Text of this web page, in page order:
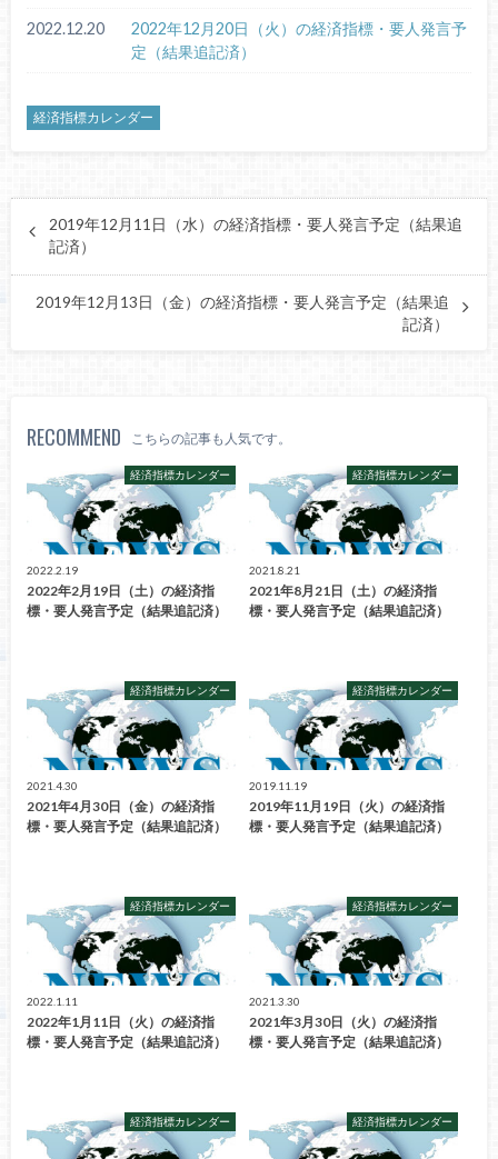
2022.12.20
2022年12月20日（火）の経済指標・要人発言予
定（結果追記済）
経済指標カレンダー
2019年12月11日（水）の経済指標・要人発言予定（結果追
記済）
2019年12月13日（金）の経済指標・要人発言予定（結果追
記済）
RECOMMEND こちらの記事も人気です。
経済指標カレンダー
2022.2.19
2022年2月19日（土）の経済指
標・要人発言予定（結果追記済）
経済指標カレンダー
2021.8.21
2021年8月21日（土）の経済指
標・要人発言予定（結果追記済）
経済指標カレンダー
2021.4.30
2021年4月30日（金）の経済指
標・要人発言予定（結果追記済）
経済指標カレンダー
2019.11.19
2019年11月19日（火）の経済指
標・要人発言予定（結果追記済）
経済指標カレンダー
2022.1.11
2022年1月11日（火）の経済指
標・要人発言予定（結果追記済）
経済指標カレンダー
2021.3.30
2021年3月30日（火）の経済指
標・要人発言予定（結果追記済）
経済指標カレンダー 経済指標カレンダー